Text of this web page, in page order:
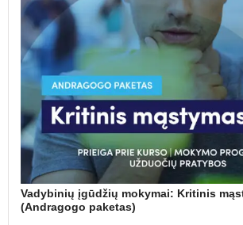
Vadybinių įgūdžių mokymai: Kritinis
(Andragogo paketas)